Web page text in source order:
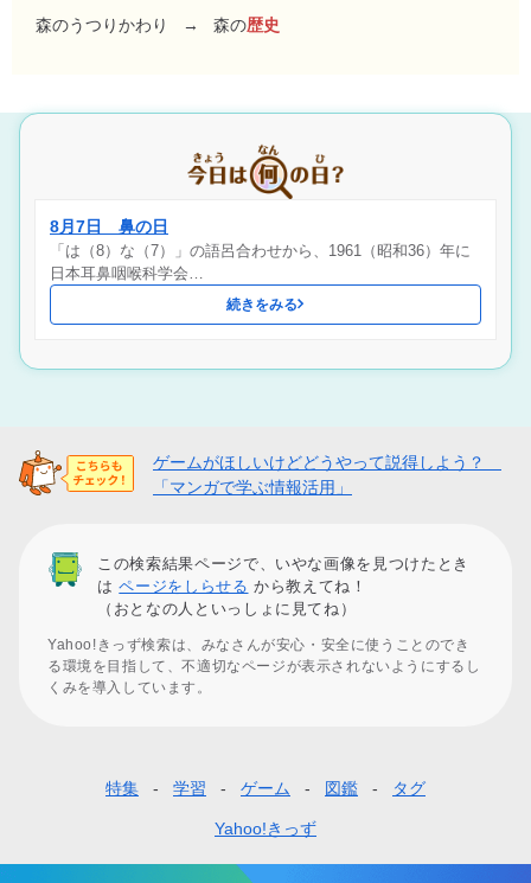
森のうつりかわり
→ 森の歴史
8月7日 鼻の日
「は（8）な（7）」の語呂合わせから、1961（昭和36）年に
日本耳鼻咽喉科学会…
続きをみる
ゲームがほしいけどどうやって説得しよう？
「マンガで学ぶ情報活用」
この検索結果ページで、いやな画像を見つけたとき
はページをしらせる から教えてね！
（おとなの人といっしょに見てね）
Yahoo!きっず検索は、みなさんが安心・安全に使うことのでき
る環境を目指して、不適切なページが表示されないようにするし
くみを導入しています。
タ
特集 学習 ゲーム 図鑑 タグ
Yahoo!きっず